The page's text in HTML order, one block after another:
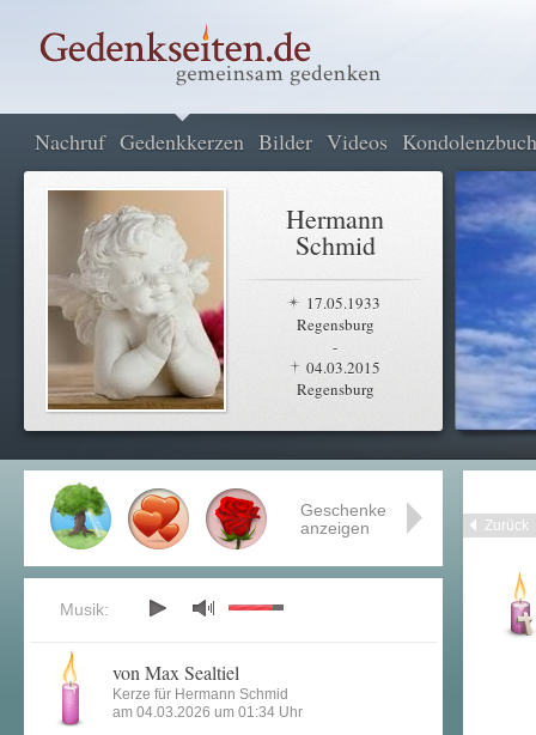
Nachruf Gedenkkerzen Bilder Videos Kondolenzbuch
Hermann
Schmid
17.05.1933
Regensburg
-
04.03.2015
Regensburg
Zurück
Geschenke
anzeigen
Musik:
von Max Sealtiel
Kerze für Hermann Schmid
am 04.03.2026 um 01:34 Uhr